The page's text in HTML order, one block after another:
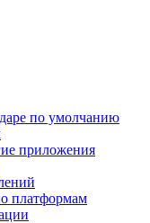
по умолчанию
приложения
платформам